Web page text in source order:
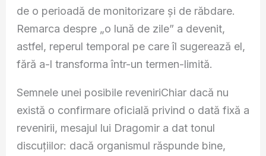
de o perioadă de monitorizare și de răbdare.
Remarca despre „o lună de zile” a devenit,
astfel, reperul temporal pe care îl sugerează el,
fără a-l transforma într-un termen-limită.
Semnele unei posibile reveniriChiar dacă nu
există o confirmare oficială privind o dată fixă a
revenirii, mesajul lui Dragomir a dat tonul
discuțiilor: dacă organismul răspunde bine,